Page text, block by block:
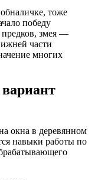
тоже
победу
змея —
части
многих
окна в деревянном
навыки работы по